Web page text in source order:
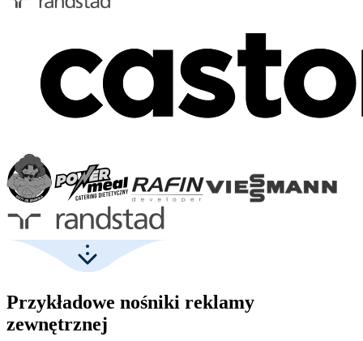
Przykładowe nośniki reklamy
zewnętrznej